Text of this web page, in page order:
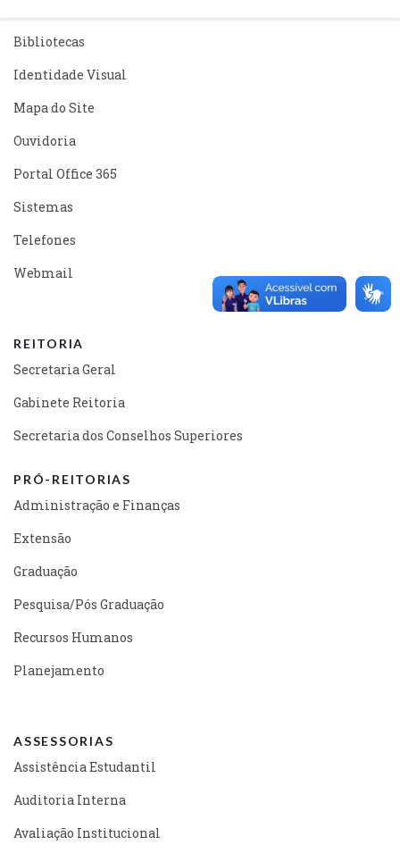
Bibliotecas
Identidade Visual
Mapa do Site
Ouvidoria
Portal Office 365
Sistemas
Telefones
Webmail
REITORIA
Secretaria Geral
Gabinete Reitoria
Secretaria dos Conselhos Superiores
PRÓ-REITORIAS
Administração e Finanças
Extensão
Graduação
Pesquisa/Pós Graduação
Recursos Humanos
Planejamento
ASSESSORIAS
Assistência Estudantil
Auditoria Interna
Avaliação Institucional